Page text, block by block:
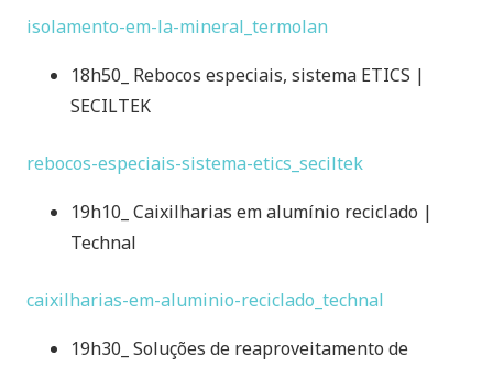
isolamento-em-la-mineral_termolan
18h50_ Rebocos especiais, sistema ETICS |
SECILTEK
rebocos-especiais-sistema-etics_seciltek
19h10_ Caixilharias em alumínio reciclado |
Technal
caixilharias-em-aluminio-reciclado_technal
19h30_ Soluções de reaproveitamento de